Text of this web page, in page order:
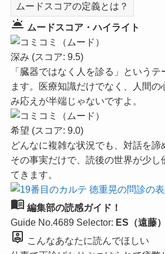
ムードスコアの定義とは？
wb_twilight ムードスコア・ハイライト
深み (スコア: 9.5)
「臓器ではなく人を診る」という
ます。医療知識だけでなく、人間の
み応えが半端じゃないですよ。
希望 (スコア: 9.0)
どんなに複雑な状況でも、対話を諦
その事実だけで、読後の世界が少し
てきます。
menu_book 編集部の読感ガイド！
Guide No.4689 Selector: ES（遠藤）
person_pin
こんなあなたに読んでほしい